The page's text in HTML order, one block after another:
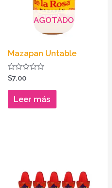
AGOTADO
Mazapan Untable
Valorado
en
0
$7.00
Leer más